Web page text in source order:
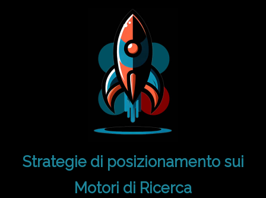
Strategie di posizionamento sui
Motori di Ricerca